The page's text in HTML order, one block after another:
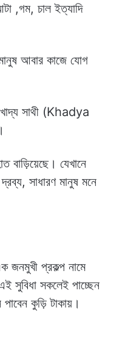
,গম, চাল ইত্যাদি
আবার কাজে যোগ
খাদ্য সাথী (Khadya
বাড়িয়েছে। যেখানে
সাধারণ মানুষ মনে
জনমুখী প্রকল্প নামে
সুবিধা সকলেই পাচ্ছেন
কুড়ি টাকায়।